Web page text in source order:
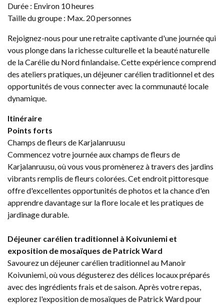
Durée : Environ 10 heures
Taille du groupe : Max. 20 personnes
Rejoignez-nous pour une retraite captivante d'une journée qui
vous plonge dans la richesse culturelle et la beauté naturelle
de la Carélie du Nord finlandaise. Cette expérience comprend
des ateliers pratiques, un déjeuner carélien traditionnel et des
opportunités de vous connecter avec la communauté locale
dynamique.
Itinéraire
Points forts
Champs de fleurs de Karjalanruusu
Commencez votre journée aux champs de fleurs de
Karjalanruusu, où vous vous promènerez à travers des jardins
vibrants remplis de fleurs colorées. Cet endroit pittoresque
offre d'excellentes opportunités de photos et la chance d'en
apprendre davantage sur la flore locale et les pratiques de
jardinage durable.
Déjeuner carélien traditionnel à Koivuniemi et
exposition de mosaïques de Patrick Ward
Savourez un déjeuner carélien traditionnel au Manoir
Koivuniemi, où vous dégusterez des délices locaux préparés
avec des ingrédients frais et de saison. Après votre repas,
explorez l'exposition de mosaïques de Patrick Ward pour